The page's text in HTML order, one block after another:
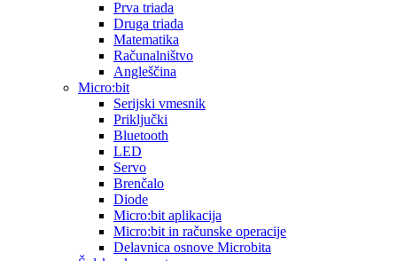
Prva triada
Druga triada
Matematika
Računalništvo
Angleščina
Micro:bit
Serijski vmesnik
Priključki
Bluetooth
LED
Servo
Brenčalo
Diode
Micro:bit aplikacija
Micro:bit in računske operacije
Delavnica osnove Microbita